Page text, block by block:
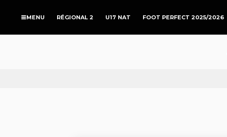
RÉGIONAL 2 U17 NAT FOOT PERFECT 2025/2026